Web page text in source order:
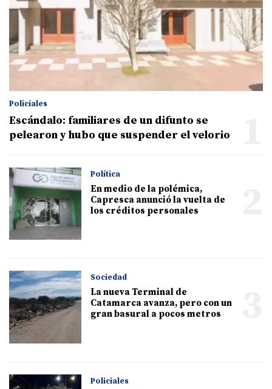
Policiales
Escándalo: familiares de un difunto se
pelearon y hubo que suspender el velorio
Política
En medio de la polémica,
Capresca anunció la vuelta de
los créditos personales
Sociedad
La nueva Terminal de
Catamarca avanza, pero con un
gran basural a pocos metros
Policiales